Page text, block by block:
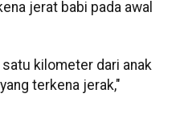
jerat babi pada awal
kilometer dari anak
terkena jerak,"